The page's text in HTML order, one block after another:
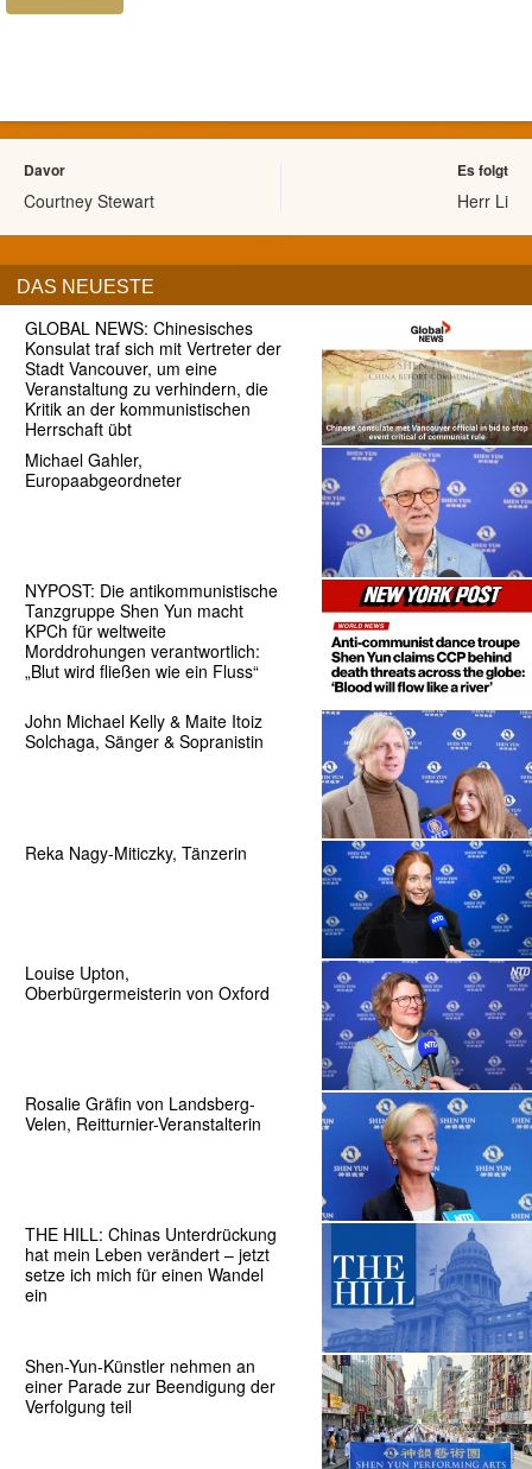
Davor
Courtney Stewart
Es folgt
Herr Li
DAS NEUESTE
GLOBAL NEWS: Chinesisches
Konsulat traf sich mit Vertreter der
Stadt Vancouver, um eine
Veranstaltung zu verhindern, die
Kritik an der kommunistischen
Herrschaft übt
Michael Gahler,
Europaabgeordneter
NYPOST: Die antikommunistische
Tanzgruppe Shen Yun macht
KPCh für weltweite
Morddrohungen verantwortlich:
„Blut wird fließen wie ein Fluss“
John Michael Kelly & Maite Itoiz
Solchaga, Sänger & Sopranistin
Reka Nagy-Miticzky, Tänzerin
Louise Upton,
Oberbürgermeisterin von Oxford
Rosalie Gräfin von Landsberg-
Velen, Reitturnier-Veranstalterin
THE HILL: Chinas Unterdrückung
hat mein Leben verändert – jetzt
setze ich mich für einen Wandel
ein
Shen-Yun-Künstler nehmen an
einer Parade zur Beendigung der
Verfolgung teil